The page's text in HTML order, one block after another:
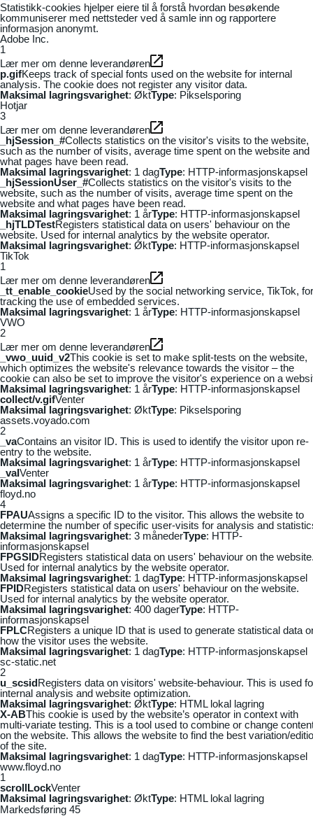
Statistikk-cookies hjelper eiere til å forstå hvordan besøkende
kommuniserer med nettsteder ved å samle inn og rapportere
informasjon anonymt.
Adobe Inc.
1
Lær mer om denne leverandøren
p.gifKeeps track of special fonts used on the website for internal
analysis. The cookie does not register any visitor data.
Maksimal lagringsvarighet: ØktType: Pikselsporing
Hotjar
3
Lær mer om denne leverandøren
_hjSession_#Collects statistics on the visitor's visits to the website,
such as the number of visits, average time spent on the website and
what pages have been read.
Maksimal lagringsvarighet: 1 dagType: HTTP-informasjonskapsel
_hjSessionUser_#Collects statistics on the visitor's visits to the
website, such as the number of visits, average time spent on the
website and what pages have been read.
Maksimal lagringsvarighet: 1 årType: HTTP-informasjonskapsel
_hjTLDTestRegisters statistical data on users' behaviour on the
website. Used for internal analytics by the website operator.
Maksimal lagringsvarighet: ØktType: HTTP-informasjonskapsel
TikTok
1
Lær mer om denne leverandøren
_tt_enable_cookieUsed by the social networking service, TikTok, for
tracking the use of embedded services.
Maksimal lagringsvarighet: 1 årType: HTTP-informasjonskapsel
VWO
2
Lær mer om denne leverandøren
_vwo_uuid_v2This cookie is set to make split-tests on the website,
which optimizes the website's relevance towards the visitor – the
cookie can also be set to improve the visitor's experience on a
Maksimal lagringsvarighet: 1 årType: HTTP-informasjonskapsel
collect/v.gifVenter
Maksimal lagringsvarighet: ØktType: Pikselsporing
assets.voyado.com
2
_vaContains an visitor ID. This is used to identify the visitor upon re-
entry to the website.
Maksimal lagringsvarighet: 1 årType: HTTP-informasjonskapsel
_vaIVenter
Maksimal lagringsvarighet: 1 årType: HTTP-informasjonskapsel
floyd.no
4
FPAUAssigns a specific ID to the visitor. This allows the website to
determine the number of specific user-visits for analysis and
Maksimal lagringsvarighet: 3 månederType: HTTP-
informasjonskapsel
FPGSIDRegisters statistical data on users' behaviour on the
Used for internal analytics by the website operator.
Maksimal lagringsvarighet: 1 dagType: HTTP-informasjonskapsel
FPIDRegisters statistical data on users' behaviour on the website.
Used for internal analytics by the website operator.
Maksimal lagringsvarighet: 400 dagerType: HTTP-
informasjonskapsel
FPLCRegisters a unique ID that is used to generate statistical data
how the visitor uses the website.
Maksimal lagringsvarighet: 1 dagType: HTTP-informasjonskapsel
sc-static.net
2
u_scsidRegisters data on visitors' website-behaviour. This is used
internal analysis and website optimization.
Maksimal lagringsvarighet: ØktType: HTML lokal lagring
X-ABThis cookie is used by the website’s operator in context with
multi-variate testing. This is a tool used to combine or change
on the website. This allows the website to find the best variation/
of the site.
Maksimal lagringsvarighet: 1 dagType: HTTP-informasjonskapsel
www.floyd.no
1
scrollLockVenter
Maksimal lagringsvarighet: ØktType: HTML lokal lagring
Markedsføring 45